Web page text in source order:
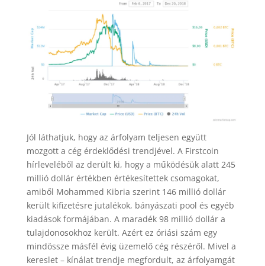
Jól láthatjuk, hogy az árfolyam teljesen együtt
mozgott a cég érdeklődési trendjével. A Firstcoin
hírleveléből az derült ki, hogy a működésük alatt 245
millió dollár értékben értékesítettek csomagokat,
amiből Mohammed Kibria szerint 146 millió dollár
került kifizetésre jutalékok, bányászati pool és egyéb
kiadások formájában. A maradék 98 millió dollár a
tulajdonosokhoz került. Azért ez óriási szám egy
mindössze másfél évig üzemelő cég részéről. Mivel a
kereslet – kínálat trendje megfordult, az árfolyamgát